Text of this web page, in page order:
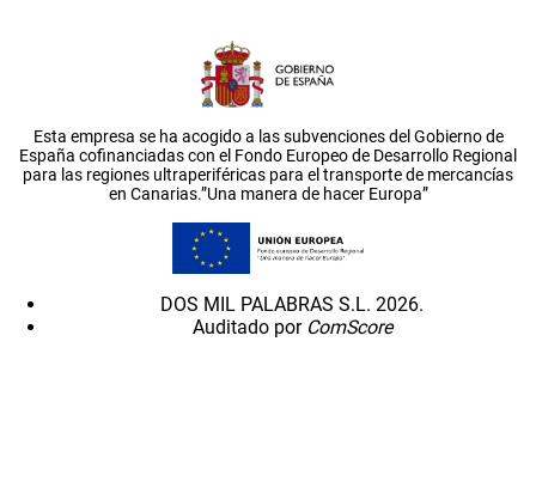
Esta empresa se ha acogido a las subvenciones del Gobierno de
España cofinanciadas con el Fondo Europeo de Desarrollo Regional
para las regiones ultraperiféricas para el transporte de mercancías
en Canarias.”Una manera de hacer Europa”
DOS MIL PALABRAS S.L. 2026.
Auditado por ComScore